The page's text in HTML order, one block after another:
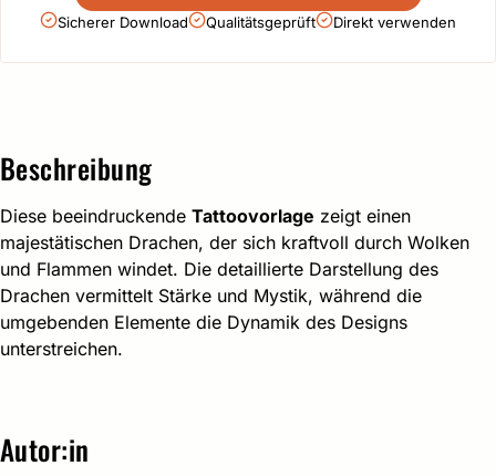
Sicherer Download Qualitätsgeprüft Direkt verwenden
Beschreibung
Diese beeindruckende Tattoovorlage zeigt einen
majestätischen Drachen, der sich kraftvoll durch Wolken
und Flammen windet. Die detaillierte Darstellung des
Drachen vermittelt Stärke und Mystik, während die
umgebenden Elemente die Dynamik des Designs
unterstreichen.
Autor:in